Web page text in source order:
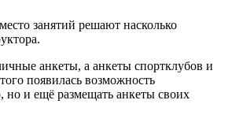
занятий решают насколько
анкеты, а анкеты спортклубов и
появилась возможность
но и ещё размещать анкеты своих